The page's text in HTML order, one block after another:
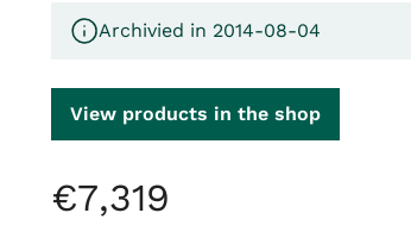
Archivied in 2014-08-04
View products in the shop
€7,319